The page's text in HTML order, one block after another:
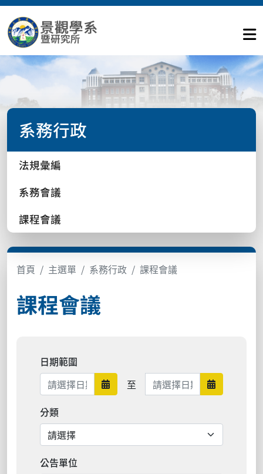
系務行政
法規彙編
系務會議
課程會議
首頁 主選單 系務行政 課程會議
課程會議
日期範圍
日期範圍開始
至 日期範圍結束 日期範圍
分類
公告單位